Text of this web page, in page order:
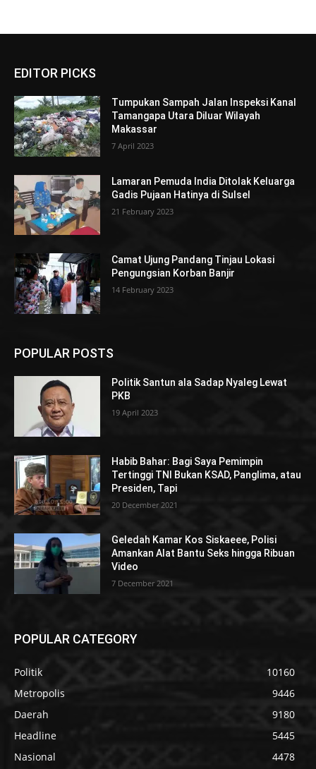
EDITOR PICKS
Tumpukan Sampah Jalan Inspeksi Kanal
Tamangapa Utara Diluar Wilayah
Makassar
7 April 2023
Lamaran Pemuda India Ditolak Keluarga
Gadis Pujaan Hatinya di Sulsel
21 February 2023
Camat Ujung Pandang Tinjau Lokasi
Pengungsian Korban Banjir
14 February 2023
POPULAR POSTS
Politik Santun ala Sadap Nyaleg Lewat
PKB
19 April 2023
Habib Bahar: Bagi Saya Pemimpin
Tertinggi TNI Bukan KSAD, Panglima, atau
Presiden, Tapi
20 December 2021
Geledah Kamar Kos Siskaeee, Polisi
Amankan Alat Bantu Seks hingga Ribuan
Video
7 December 2021
POPULAR CATEGORY
Politik
10160
Metropolis
9446
Daerah
9180
Headline
5445
Nasional
4478